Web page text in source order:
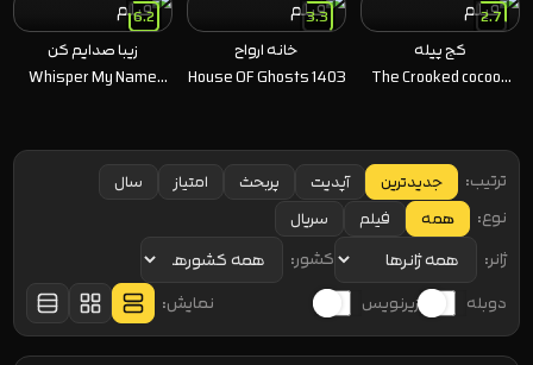
2.7
کج پیله
The Crooked cocoon
3.3
خانه ارواح
House OF Ghosts 1403
6.2
زیبا صدایم کن
Whisper My Name
ترتیب: جدیدترین آپدیت پربحث امتیاز سال
نوع: همه فیلم سریال
ژانر: کشور:
دوبله زیرنویس نمایش: لیستگرید فشرده